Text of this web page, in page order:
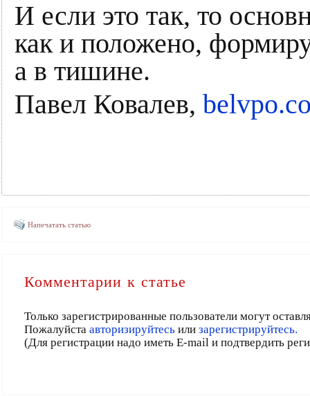
И если это так, то
как и положено,
а в тишине.
Павел Ковалев,
Напечатать статью
Комментарии к статье
Только зарегистрированные пользователи могут
Пожалуйста авторизируйтесьили зарегистрируйтесь.
(Для регистрации надо иметь E-mail и подтвердить